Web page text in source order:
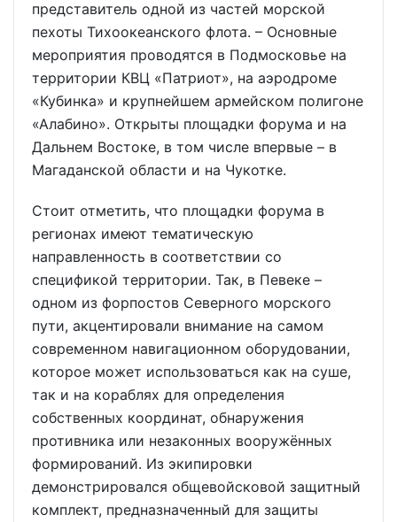
представитель одной из частей морской
пехоты Тихоокеанского флота. – Основные
мероприятия проводятся в Подмосковье на
территории КВЦ «Патриот», на аэродроме
«Кубинка» и крупнейшем армейском полигоне
«Алабино». Открыты площадки форума и на
Дальнем Востоке, в том числе впервые – в
Магаданской области и на Чукотке.
Стоит отметить, что площадки форума в
регионах имеют тематическую
направленность в соответствии со
спецификой территории. Так, в Певеке –
одном из форпостов Северного морского
пути, акцентировали внимание на самом
современном навигационном оборудовании,
которое может использоваться как на суше,
так и на кораблях для определения
собственных координат, обнаружения
противника или незаконных вооружённых
формирований. Из экипировки
демонстрировался общевойсковой защитный
комплект, предназначенный для защиты